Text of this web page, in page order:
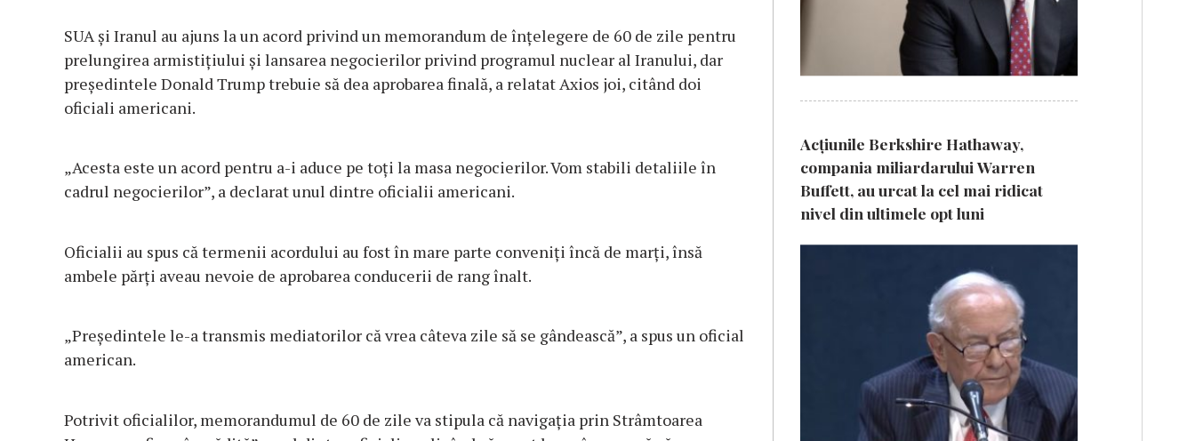
SUA și Iranul au ajuns la un acord privind un memorandum de înțelegere de 60 de zile pentru
prelungirea armistițiului și lansarea negocierilor privind programul nuclear al Iranului, dar
președintele Donald Trump trebuie să dea aprobarea finală, a relatat Axios joi, citând doi
oficiali americani.
„Acesta este un acord pentru a-i aduce pe toți la masa negocierilor. Vom stabili detaliile în
cadrul negocierilor”, a declarat unul dintre oficialii americani.
Oficialii au spus că termenii acordului au fost în mare parte conveniți încă de marți, însă
ambele părți aveau nevoie de aprobarea conducerii de rang înalt.
„Președintele le-a transmis mediatorilor că vrea câteva zile să se gândească”, a spus un oficial
american.
Potrivit oficialilor, memorandumul de 60 de zile va stipula că navigația prin Strâmtoarea
Acțiunile Berkshire Hathaway,
compania miliardarului Warren
Buffett, au urcat la cel mai ridicat
nivel din ultimele opt luni